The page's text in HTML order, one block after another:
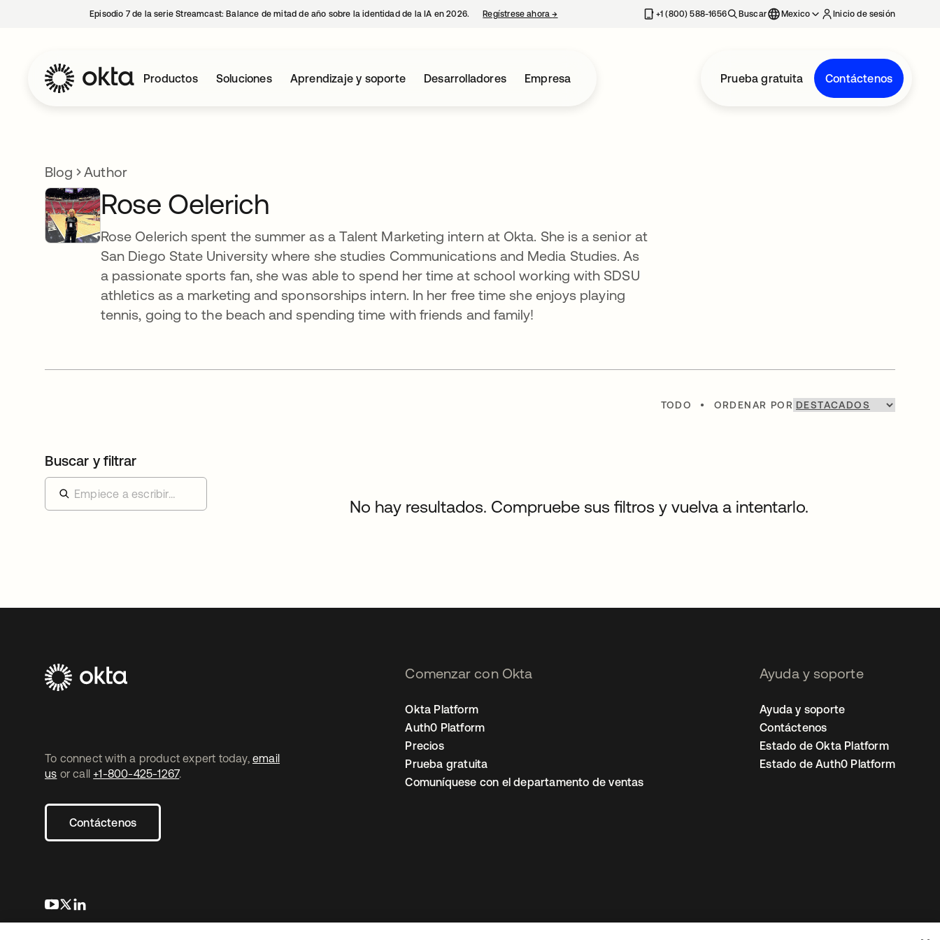
Episodio 7 de la serie Streamcast: Balance de mitad de año sobre la identidad de la IA en 2026. Regístrese ahora→ se abre en una pestaña nueva+1 (800) 588-1656 Buscar Mexico Inicio de sesión
Productos Soluciones Aprendizaje y soporte Desarrolladores Empresa Prueba gratuita Contáctenos
Blog Author
Rose Oelerich
Rose Oelerich spent the summer as a Talent Marketing intern at Okta. She is a senior at
San Diego State University where she studies Communications and Media Studies. As
a passionate sports fan, she was able to spend her time at school working with SDSU
athletics as a marketing and sponsorships intern. In her free time she enjoys playing
tennis, going to the beach and spending time with friends and family!
TODO • ORDENAR POR
Buscar y filtrar
No hay resultados. Compruebe sus filtros y vuelva a intentarlo.
To connect with a product expert today, email
us or call +1-800-425-1267.
Contáctenos
se abre en una pestaña nueva
se abre en una pestaña nueva
Comenzar con Okta
Okta Platform
Auth0 Platform
Precios
Prueba gratuita
Comuníquese con el departamento de ventas
Ayuda y soporte
Ayuda y soporte
Contáctenos
Estado de Okta Platform
Estado de Auth0 Platform